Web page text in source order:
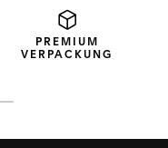
PREMIUM
VERPACKUNG